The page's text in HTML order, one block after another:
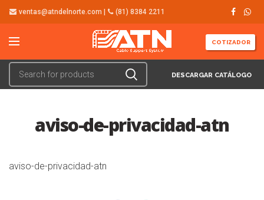
ventas@atndelnorte.com | (81) 8384 2211
COTIZADOR
DESCARGAR CATÁLOGO
aviso-de-privacidad-atn
aviso-de-privacidad-atn